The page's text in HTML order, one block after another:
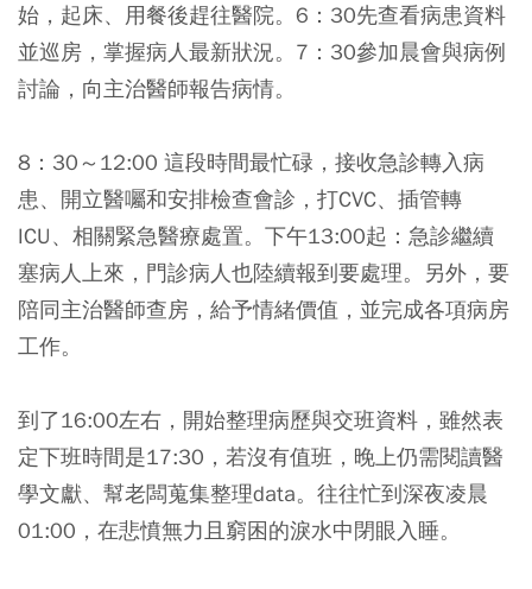
始，起床、用餐後趕往醫院。6：30先查看病患資料
並巡房，掌握病人最新狀況。7：30參加晨會與病例
討論，向主治醫師報告病情。
8：30～12:00 這段時間最忙碌，接收急診轉入病
患、開立醫囑和安排檢查會診，打CVC、插管轉
ICU、相關緊急醫療處置。下午13:00起：急診繼續
塞病人上來，門診病人也陸續報到要處理。另外，要
陪同主治醫師查房，給予情緒價值，並完成各項病房
工作。
到了16:00左右，開始整理病歷與交班資料，雖然表
定下班時間是17:30，若沒有值班，晚上仍需閱讀醫
學文獻、幫老闆蒐集整理data。往往忙到深夜凌晨
01:00，在悲憤無力且窮困的淚水中閉眼入睡。